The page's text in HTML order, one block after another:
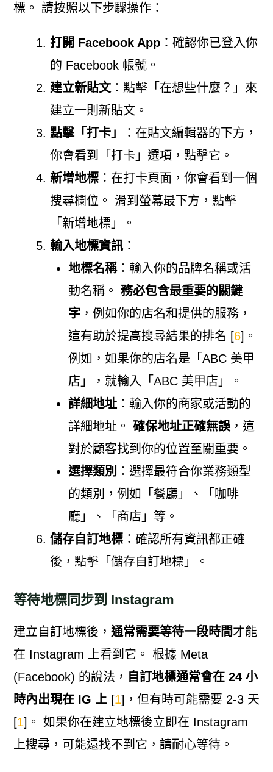
標。 請按照以下步驟操作：
打開 Facebook App：確認你已登入你
的 Facebook 帳號。
建立新貼文：點擊「在想些什麼？」來
建立一則新貼文。
點擊「打卡」
：在貼文編輯器的下方，
你會看到「打卡」選項，點擊它。
新增地標：在打卡頁面，你會看到一個
搜尋欄位。 滑到螢幕最下方，點擊
「新增地標」。
輸入地標資訊：
地標名稱：輸入你的品牌名稱或活
動名稱。 務必包含最重要的關鍵
字，例如你的店名和提供的服務，
這有助於提高搜尋結果的排名 [6]。
例如，如果你的店名是「ABC 美甲
店」，就輸入「ABC 美甲店」。
詳細地址：輸入你的商家或活動的
詳細地址。 確保地址正確無誤，這
對於顧客找到你的位置至關重要。
選擇類別 ：選擇最符合你業務類型
的類別，例如「餐廳」、「咖啡
廳」、「商店」等。
儲存自訂地標：確認所有資訊都正確
後，點擊「儲存自訂地標」。
等待地標同步到 Instagram
建立自訂地標後， 通常需要等待一段時間才能
在 Instagram 上看到它。 根據 Meta
(Facebook) 的說法， 自訂地標通常會在 24 小
時內出現在 IG 上[1]，但有時可能需要 2-3 天
[1]。 如果你在建立地標後立即在 Instagram
上搜尋，可能還找不到它，請耐心等待。